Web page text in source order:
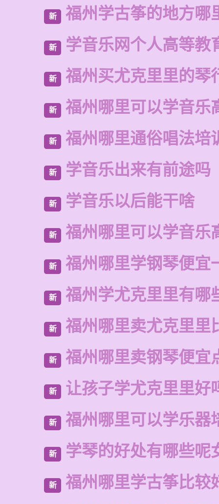
新 福州学古筝的地方哪
新 学音乐网个人高等教
新 福州买尤克里里的琴
新 福州哪里可以学音乐
新 福州哪里通俗唱法培
新 学音乐出来有前途吗
新 学音乐以后能干啥
新 福州哪里可以学音乐
新 福州哪里学钢琴便宜
新 福州学尤克里里有哪
新 福州哪里卖尤克里里
新 福州哪里卖钢琴便宜
新 让孩子学尤克里里好
新 福州哪里可以学乐器
新 学琴的好处有哪些呢
新 福州哪里学古筝比较